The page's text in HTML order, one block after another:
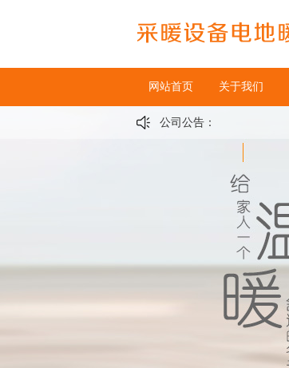
网站首页 关于我们
公司公告：